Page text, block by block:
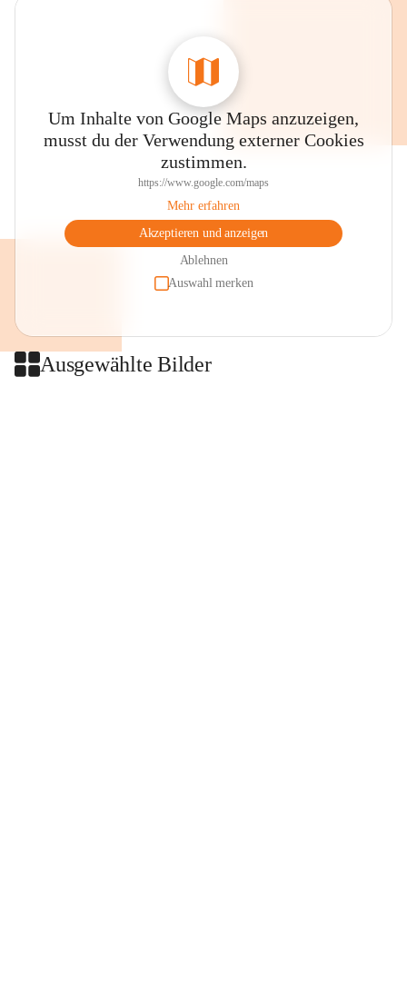
Um Inhalte von Google Maps anzuzeigen,
musst du der Verwendung externer Cookies
zustimmen.
https://www.google.com/maps
Mehr erfahren
Akzeptieren und anzeigen
Ablehnen
Auswahl merken
Ausgewählte Bilder